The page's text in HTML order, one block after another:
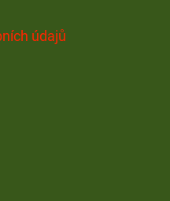
údajů